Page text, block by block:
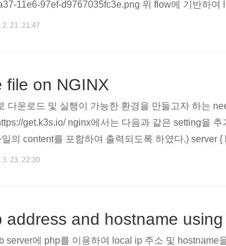
11e6-97ef-d9767035fc3e.png 위 flow에 기반하여
다음과 같은 module을 통해 호출을 하면된다. (주로
2. 21. 21:47
file on NGINX
다운로드 및 실행이 가능한 환경을 만들고자 하는
get.k3s.io/ nginx에서는 다음과 같은 setting을
의 content를 포함하여 출력되도록 하였다.) server
/k3s.sh =404; }결국 browser상에서 해당 파
3. 23. 22:30
address and hostname
server에 php를 이용하여 local ip 주소 및 hostname